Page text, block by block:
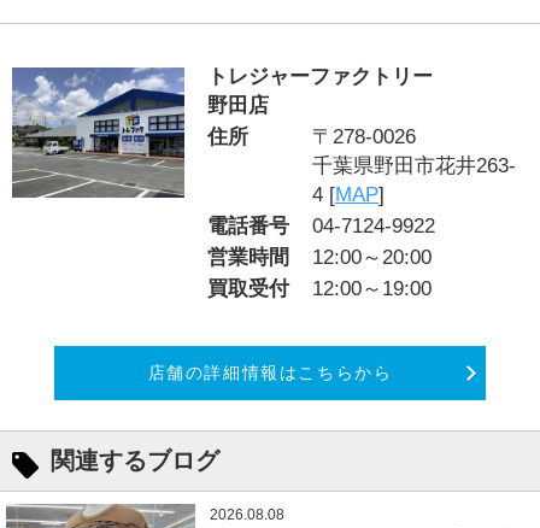
トレジャーファクトリー
野田店
住所
〒278-0026
千葉県野田市花井263-
4 [MAP]
電話番号
04-7124-9922
営業時間
12:00～20:00
買取受付
12:00～19:00
店舗の詳細情報はこちらから
関連するブログ
2026.08.08